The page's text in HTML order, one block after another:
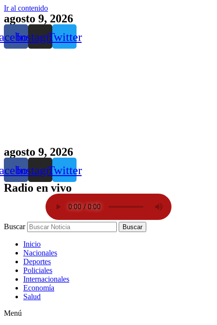
Ir al contenido
agosto 9, 2026
InstagramTwitter
agosto 9, 2026
InstagramTwitter
Radio en vivo
Buscar Buscar
Inicio
Nacionales
Deportes
Policiales
Internacionales
Economía
Salud
Menú